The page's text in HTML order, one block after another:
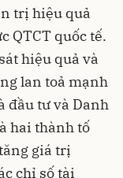
trị hiệu quả
QTCT quốc tế.
hiệu quả và
lan toả mạnh
đầu tư và Danh
hai thành tố
giá trị
chỉ số tài